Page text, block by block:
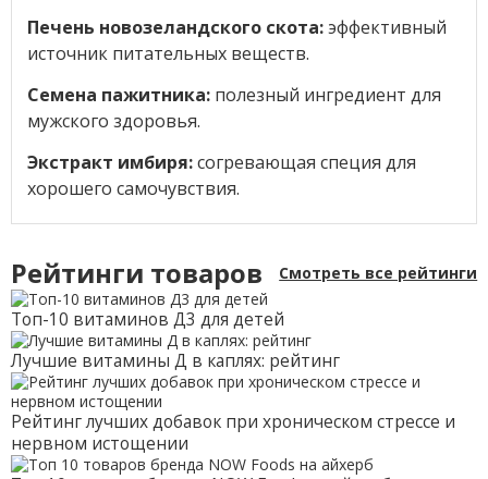
Печень новозеландского скота:эффективный
источник питательных веществ.
Семена пажитника: полезный ингредиент для
мужского здоровья.
Экстракт имбиря:согревающая специя для
хорошего самочувствия.
Рейтинги товаров Смотреть все рейтинги
Топ-10 витаминов Д3 для детей
Лучшие витамины Д в каплях: рейтинг
Рейтинг лучших добавок при хроническом стрессе и
нервном истощении